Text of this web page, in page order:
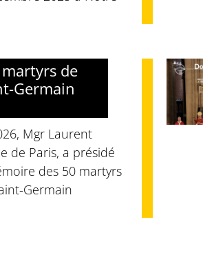
de
Germain
Mgr Laurent
de Paris, a présidé
des 50 martyrs
Germain